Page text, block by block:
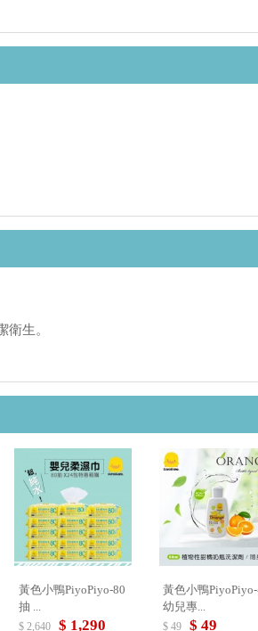
生。
黃色小鴨PiyoPiyo-80
抽 ...
$ 2,640 $ 1,290
黃色小鴨
幼兒專...
$ 49 $ 49